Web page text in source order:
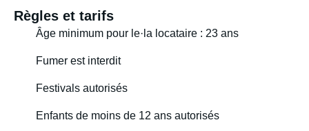
Règles et tarifs
Âge minimum pour le·la locataire : 23 ans
Fumer est interdit
Festivals autorisés
Enfants de moins de 12 ans autorisés